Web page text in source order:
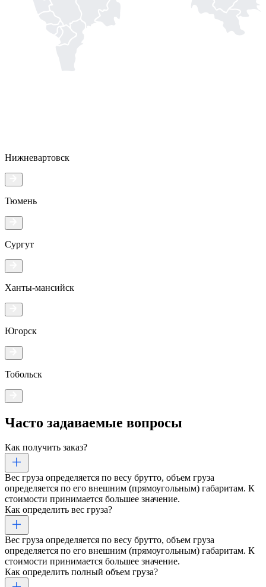
Нижневартовск
Тюмень
Сургут
Ханты-мансийск
Югорск
Тобольск
Часто задаваемые вопросы
Как получить заказ?
Вес груза определяется по весу брутто, объем груза
определяется по его внешним (прямоугольным) габаритам. К
стоимости принимается большее значение.
Как определить вес груза?
Вес груза определяется по весу брутто, объем груза
определяется по его внешним (прямоугольным) габаритам. К
стоимости принимается большее значение.
Как определить полный объем груза?